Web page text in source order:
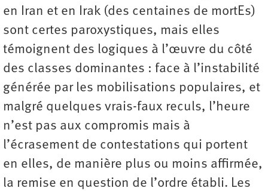
en Iran et en Irak (des centaines de mortEs)
sont certes paroxystiques, mais elles
témoignent des logiques à l’œuvre du côté
des classes dominantes : face à l’instabilité
générée par les mobilisations populaires, et
malgré quelques vrais-faux reculs, l’heure
n’est pas aux compromis mais à
l’écrasement de contestations qui portent
en elles, de manière plus ou moins affirmée,
la remise en question de l’ordre établi. Les